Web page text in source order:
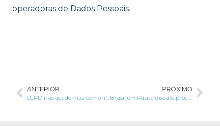
operadoras de Dados Pessoais.
ANTERIOR PRÓXIMO
Brasil em Pauta discute processamento de dados e responsabilidade